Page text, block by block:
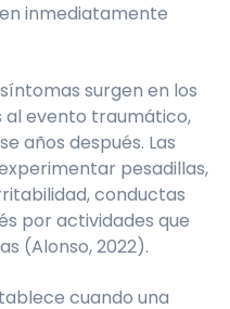
inmediatamente
surgen en los
al evento traumático,
años después. Las
pesadillas,
conductas
por actividades que
(Alonso, 2022).
cuando una